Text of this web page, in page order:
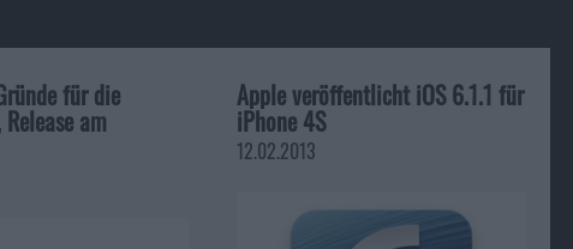
für die
am
Apple veröffentlicht iOS 6.1.1 für
iPhone 4S
12.02.2013